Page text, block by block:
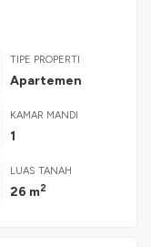
TIPE PROPERTI
Apartemen
KAMAR MANDI
1
LUAS TANAH
26 m2